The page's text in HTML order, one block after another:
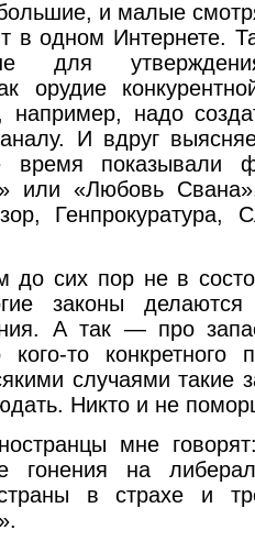
и малые
в одном Интернете.
для
орудие
например, надо
И вдруг
время показывали
или «Любовь
Генпрокуратура,
до сих пор не в
законы
А так — про
то конкретного
случаями такие
Никто и не
мне
гонения на
в страхе и